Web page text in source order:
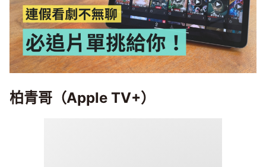
柏青哥（Apple TV+）